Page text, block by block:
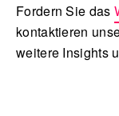
Fordern Sie das
kontaktieren
weitere Insights